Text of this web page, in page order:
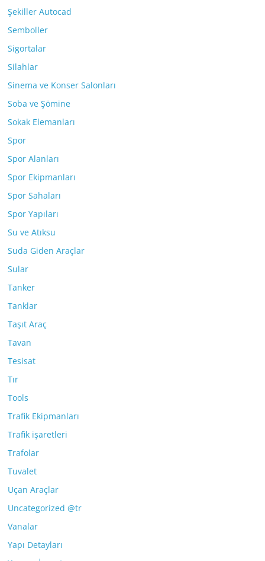
Şekiller Autocad
Semboller
Sigortalar
Silahlar
Sinema ve Konser Salonları
Soba ve Şömine
Sokak Elemanları
Spor
Spor Alanları
Spor Ekipmanları
Spor Sahaları
Spor Yapıları
Su ve Atıksu
Suda Giden Araçlar
Sular
Tanker
Tanklar
Taşıt Araç
Tavan
Tesisat
Tır
Tools
Trafik Ekipmanları
Trafik işaretleri
Trafolar
Tuvalet
Uçan Araçlar
Uncategorized @tr
Vanalar
Yapı Detayları